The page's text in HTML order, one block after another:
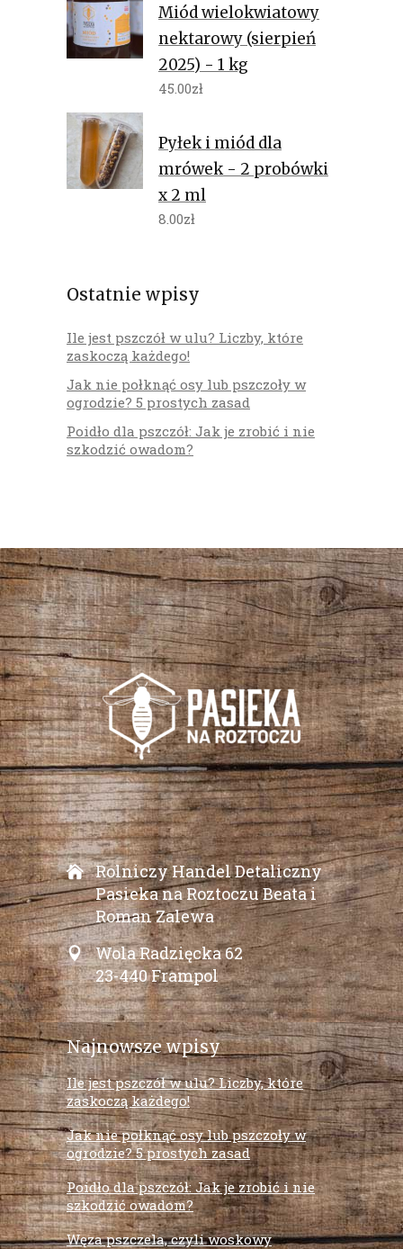
Miód wielokwiatowy
nektarowy (sierpień
2025) - 1 kg
45.00zł
Pyłek i miód dla
mrówek - 2 probówki
x 2 ml
8.00zł
Ostatnie wpisy
Ile jest pszczół w ulu? Liczby, które
zaskoczą każdego!
Jak nie połknąć osy lub pszczoły w
ogrodzie? 5 prostych zasad
Poidło dla pszczół: Jak je zrobić i nie
szkodzić owadom?
Rolniczy Handel Detaliczny
Pasieka na Roztoczu Beata i
Roman Zalewa
Wola Radzięcka 62
23-440 Frampol
Najnowsze wpisy
Ile jest pszczół w ulu? Liczby, które
zaskoczą każdego!
Jak nie połknąć osy lub pszczoły w
ogrodzie? 5 prostych zasad
Poidło dla pszczół: Jak je zrobić i nie
szkodzić owadom?
Węza pszczela, czyli woskowy